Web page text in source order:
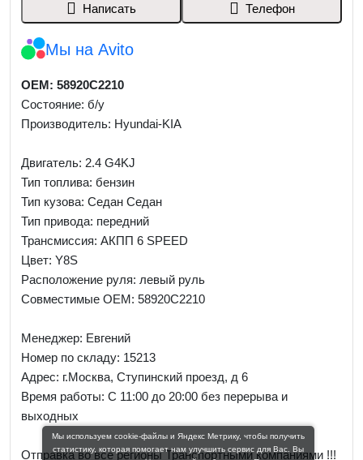
Написать Телефон
Мы на Avito
OEM: 58920C2210
Состояние: б/у
Производитель: Hyundai-KIA
Двигатель: 2.4 G4KJ
Тип топлива: бензин
Тип кузова: Седан Седан
Тип привода: передний
Трансмиссия: AКПП 6 SPEED
Цвет: Y8S
Расположение руля: левый руль
Совместимые OEM: 58920C2210
Менеджер: Евгений
Номер по складу: 15213
Адрес: г.Москва, Ступинский проезд, д 6
Время работы: С 11:00 до 20:00 без перерыва и
выходных
Отправка во все регионы Транспортными компаниями !!!
Мы используем cookie-файлы и Яндекс Метрику, чтобы получить
статистику, которая помогает нам улучшить сервис для Вас. Вы